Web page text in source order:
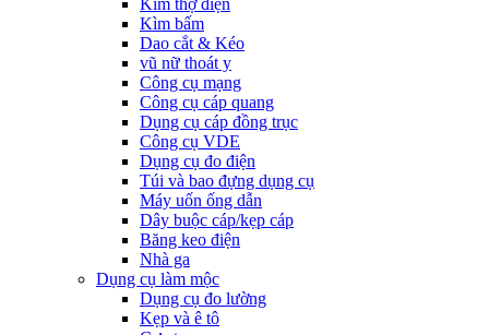
Kìm thợ điện
Kìm bấm
Dao cắt & Kéo
vũ nữ thoát y
Công cụ mạng
Công cụ cáp quang
Dụng cụ cáp đồng trục
Công cụ VDE
Dụng cụ đo điện
Túi và bao đựng dụng cụ
Máy uốn ống dẫn
Dây buộc cáp/kẹp cáp
Băng keo điện
Nhà ga
Dụng cụ làm mộc
Dụng cụ đo lường
Kẹp và ê tô